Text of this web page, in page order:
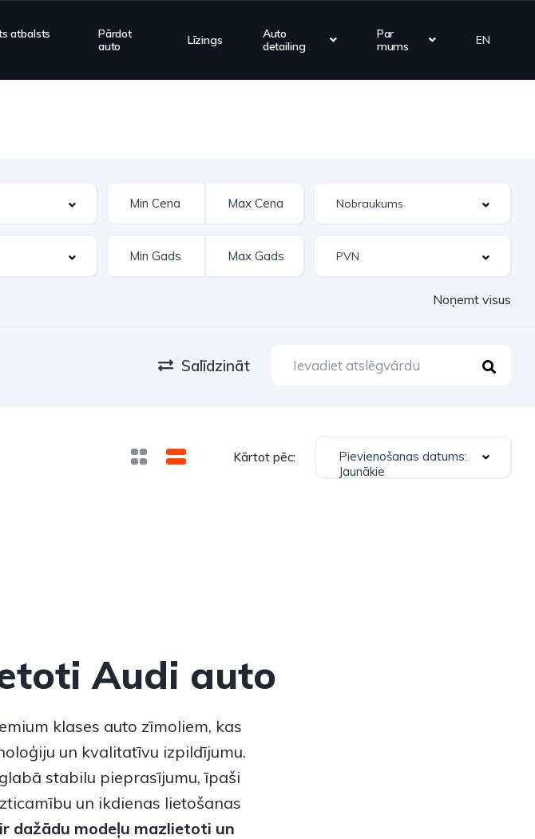
atbalsts
Pārdot
auto
Līzings
Auto
detailing
Par
mums
EN
Noņemt visus
Salīdzināt
Kārtot pēc:
Pievienošanas datums:
Jaunākie
Audi auto
klases auto zīmoliem, kas
un kvalitatīvu izpildījumu.
stabilu pieprasījumu, īpaši
un ikdienas lietošanas
dažādu modeļu mazlietoti un